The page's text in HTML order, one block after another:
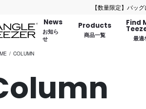
【数量限定】バッグにつ
News
お知ら
せ
Products
商品一覧
Find
最適
COLUMN